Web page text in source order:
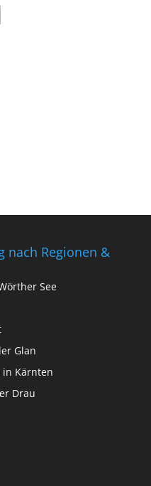
nach Regionen &
See
Glan
Kärnten
Drau